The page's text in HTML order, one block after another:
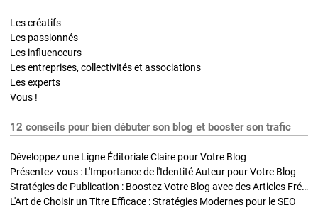
Les créatifs
Les passionnés
Les influenceurs
Les entreprises, collectivités et associations
Les experts
Vous !
12 conseils pour bien débuter son blog et booster son trafic
Développez une Ligne Éditoriale Claire pour Votre Blog
Présentez-vous : L'Importance de l'Identité Auteur pour Votre Blog
Stratégies de Publication : Boostez Votre Blog avec des Articles Fréquents et Exclusifs
L'Art de Choisir un Titre Efficace : Stratégies Modernes pour le SEO